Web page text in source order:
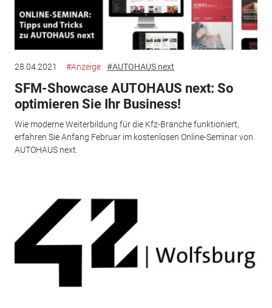
28.04.2021 #Anzeige #AUTOHAUS next
SFM-Showcase AUTOHAUS next: So
optimieren Sie Ihr Business!
Wie moderne Weiterbildung für die Kfz-Branche funktioniert,
erfahren Sie Anfang Februar im kostenlosen Online-Seminar von
AUTOHAUS next.